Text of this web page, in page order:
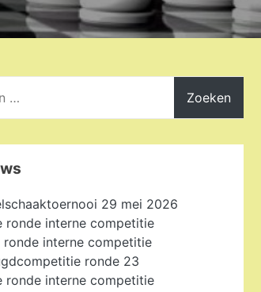
29 mei 2026
ronde interne competitie
ronde interne competitie
ronde 23
ronde interne competitie